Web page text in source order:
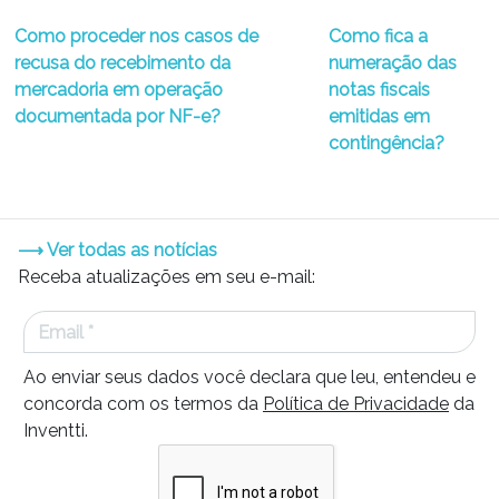
Como proceder nos casos de
recusa do recebimento da
mercadoria em operação
documentada por NF-e?
Como fica a
numeração das
notas fiscais
emitidas em
contingência?
⟶ Ver todas as notícias
Receba atualizações em seu e-mail:
Ao enviar seus dados você declara que leu, entendeu e
concorda com os termos da Política de Privacidade da
Inventti.